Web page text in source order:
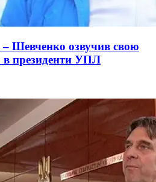
Шевченко озвучив свою
в президенти УПЛ